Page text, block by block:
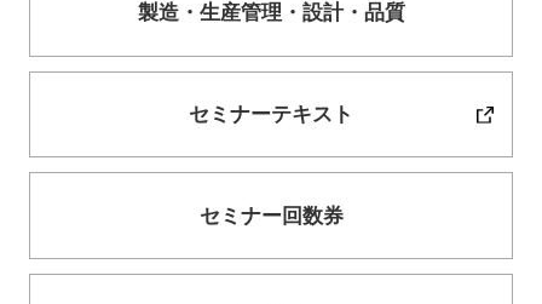
製造・ 生産管理・ 設計・ 品質
セミナーテキスト
セミナー回数券